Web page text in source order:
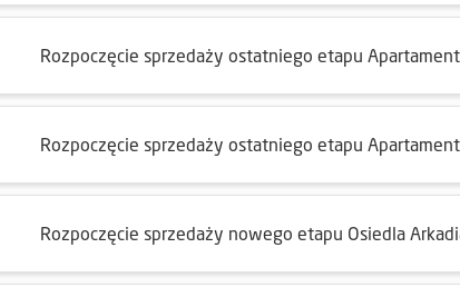
Rozpoczęcie sprzedaży ostatniego etapu
Rozpoczęcie sprzedaży ostatniego etapu
Rozpoczęcie sprzedaży nowego etapu Osiedla